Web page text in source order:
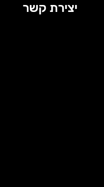
יצירת קשר